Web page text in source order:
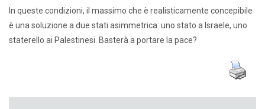
In queste condizioni, il massimo che è realisticamente concepibile
è una soluzione a due stati asimmetrica: uno stato a Israele, uno
staterello ai Palestinesi. Basterà a portare la pace?